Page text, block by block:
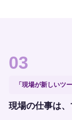
03
「現場が新しいツ
現場の仕事は、